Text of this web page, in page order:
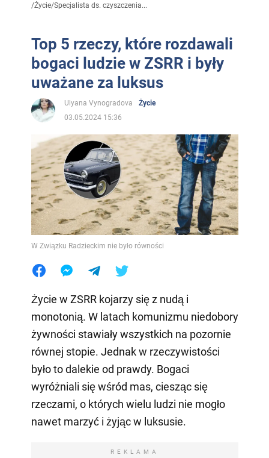
/Życie/Specjalista ds. czyszczenia...
Top 5 rzeczy, które rozdawali
bogaci ludzie w ZSRR i były
uważane za luksus
Ulyana Vynogradova
Życie
03.05.2024 15:36
W Związku Radzieckim nie było równości
Życie w ZSRR kojarzy się z nudą i
monotonią. W latach komunizmu niedobory
żywności stawiały wszystkich na pozornie
równej stopie. Jednak w rzeczywistości
było to dalekie od prawdy. Bogaci
wyróżniali się wśród mas, ciesząc się
rzeczami, o których wielu ludzi nie mogło
nawet marzyć i żyjąc w luksusie.
REKLAMA